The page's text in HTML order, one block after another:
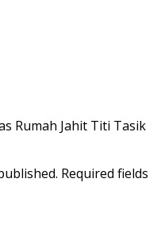
Rumah Jahit Titi Tasik
Required fields